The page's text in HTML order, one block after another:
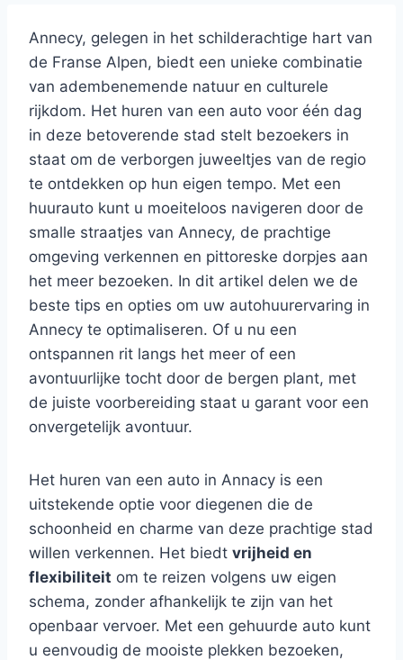
Annecy, gelegen in het schilderachtige hart van
de Franse Alpen, biedt een unieke combinatie
van adembenemende natuur en culturele
rijkdom. Het huren van een auto voor één dag
in deze betoverende stad stelt bezoekers in
staat om de verborgen juweeltjes van de regio
te ontdekken op hun eigen tempo. Met een
huurauto kunt u moeiteloos navigeren door de
smalle straatjes van Annecy, de prachtige
omgeving verkennen en pittoreske dorpjes aan
het meer bezoeken. In dit artikel delen we de
beste tips en opties om uw autohuurervaring in
Annecy te optimaliseren. Of u nu een
ontspannen rit langs het meer of een
avontuurlijke tocht door de bergen plant, met
de juiste voorbereiding staat u garant voor een
onvergetelijk avontuur.
Het huren van een auto in Annacy is een
uitstekende optie voor diegenen die de
schoonheid en charme van deze prachtige stad
willen verkennen. Het biedt vrijheid en
flexibiliteit om te reizen volgens uw eigen
schema, zonder afhankelijk te zijn van het
openbaar vervoer. Met een gehuurde auto kunt
u eenvoudig de mooiste plekken bezoeken,